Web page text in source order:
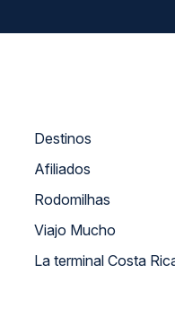
Destinos
Afiliados
Rodomilhas
Viajo Mucho
La terminal Costa